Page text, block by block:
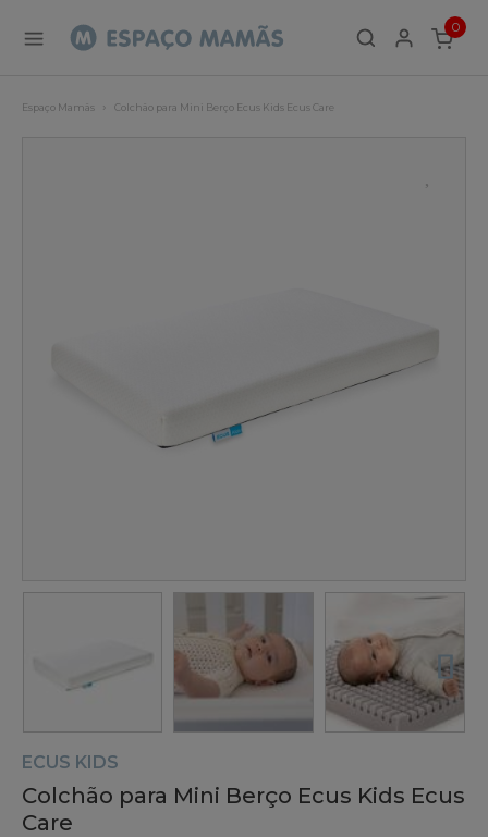
0
ITEMS
Espaço Mamãs Colchão para Mini Berço Ecus Kids Ecus Care
ECUS KIDS
Colchão para Mini Berço Ecus Kids Ecus
Care